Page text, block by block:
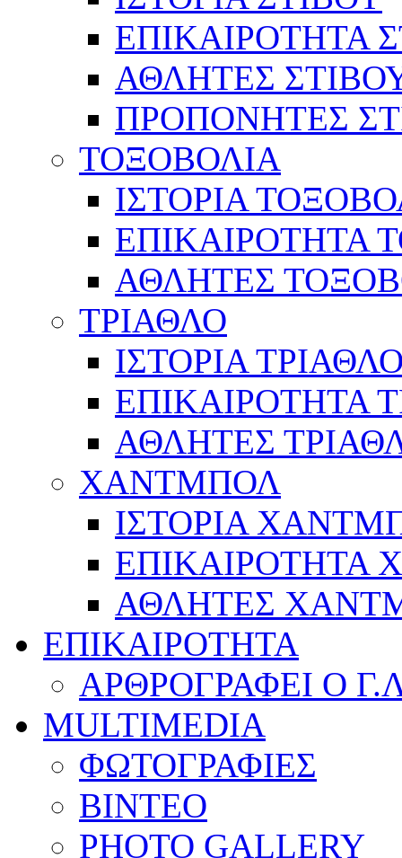
ΕΠΙΚΑΙΡΟΤΗΤΑ
ΑΘΛΗΤΕΣ
ΠΡΟΠΟΝΗΤΕΣ
ΤΟΞΟΒΟΛΙΑ
ΙΣΤΟΡΙΑ
ΕΠΙΚΑΙΡΟΤΗΤΑ
ΑΘΛΗΤΕΣ
ΤΡΙΑΘΛΟ
ΙΣΤΟΡΙΑ
ΕΠΙΚΑΙΡΟΤΗΤΑ
ΑΘΛΗΤΕΣ
ΧΑΝΤΜΠΟΛ
ΙΣΤΟΡΙΑ
ΕΠΙΚΑΙΡΟΤΗΤΑ
ΑΘΛΗΤΕΣ
ΕΠΙΚΑΙΡΟΤΗΤΑ
ΑΡΘΡΟΓΡΑΦΕΙ Ο
MULTIMEDIA
ΦΩΤΟΓΡΑΦΙΕΣ
ΒΙΝΤΕΟ
PHOTO GALLERY